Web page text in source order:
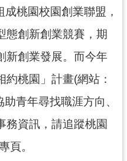
桃園校園創業聯盟，
態創新創業競賽，期
新創業發展。而今年
桃園」計畫(網站：
青年尋找職涯方向、
務資訊，請追蹤桃園
頁。